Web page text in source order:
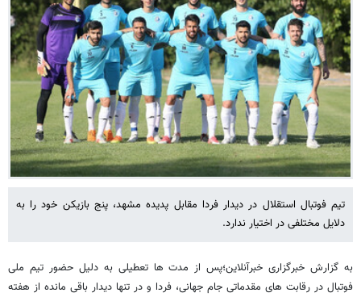
تیم فوتبال استقلال در دیدار فردا مقابل پدیده مشهد، پنج بازیکن خود را به
دلایل مختلفی در اختیار ندارد.
به گزارش خبرگزاری خبرآنلاین؛پس از مدت ها تعطیلی به دلیل حضور تیم ملی
فوتبال در رقابت های مقدماتی جام جهانی، فردا و در تنها دیدار باقی مانده از هفته